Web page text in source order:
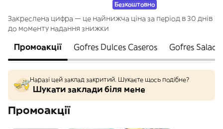
Безкоштовно
Закреслена цифра — це найнижча ціна за період в 30 днів
до моменту надання знижки
Промоакції Gofres Dulces Caseros Gofres
Наразі цей заклад закритий. Шукаєте щось подібне?
Шукати заклади біля мене
Промоакції